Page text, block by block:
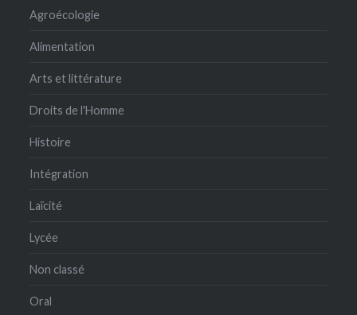
Agroécologie
Alimentation
Arts et littérature
Droits de l'Homme
Histoire
Intégration
Laïcité
Lycée
Non classé
Oral